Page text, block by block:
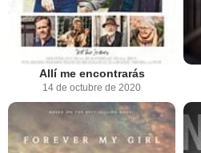
Allí me encontrarás
14 de octubre de 2020